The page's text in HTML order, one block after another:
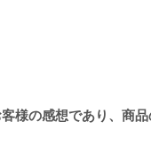
様の感想であり、商品